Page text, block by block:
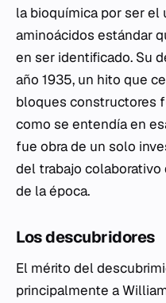
la bioquímica por ser
aminoácidos estándar
en ser identificado. Su
año 1935, un hito que
bloques constructores
como se entendía en
fue obra de un solo
del trabajo
de la época.
Los descubridores
El mérito del
principalmente a